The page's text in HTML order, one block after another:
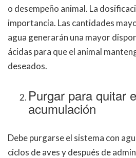
o desempeño animal. La
importancia. Las cantidades
agua generarán una mayor
ácidas para que el animal
deseados.
Purgar para quitar
acumulación
Debe purgarse el sistema con
ciclos de aves y después de